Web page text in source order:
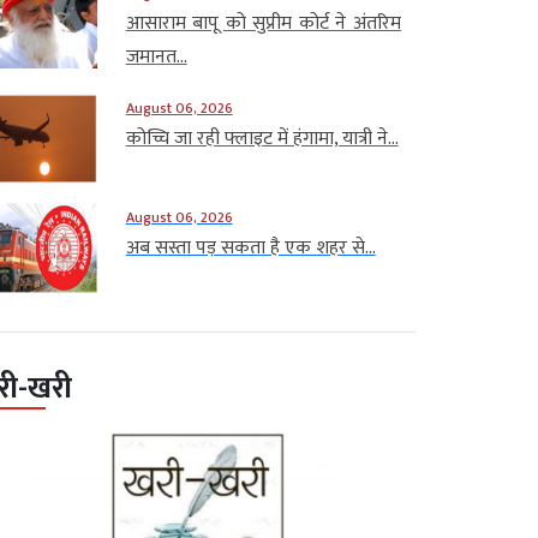
आसाराम बापू को सुप्रीम कोर्ट ने अंतरिम
जमानत...
August 06, 2026
कोच्चि जा रही फ्लाइट में हंगामा, यात्री ने...
August 06, 2026
अब सस्ता पड़ सकता है एक शहर से...
खरी